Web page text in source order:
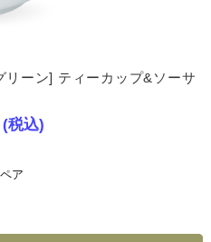
リーン] ティーカップ&ソーサ
(税込)
ペア